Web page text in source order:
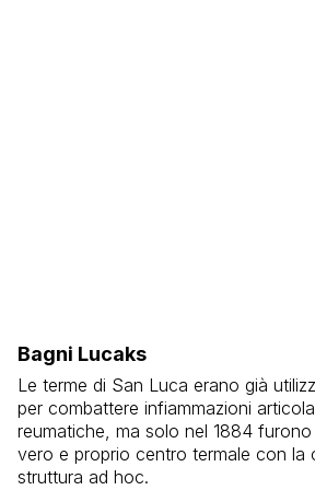
Bagni Lucaks
Le terme di San Luca erano già
per combattere infiammazioni
reumatiche, ma solo nel 1884
vero e proprio centro termale con la
struttura ad hoc.